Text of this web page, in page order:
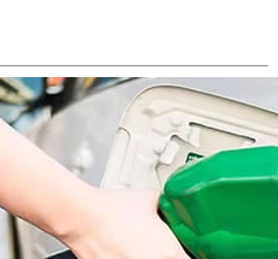
a finalidade da utilização da
de elevada exposição ao
de função.
>>>